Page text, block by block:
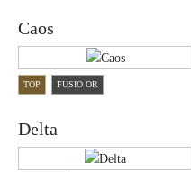
Caos
TOP FUSIO OR
Delta